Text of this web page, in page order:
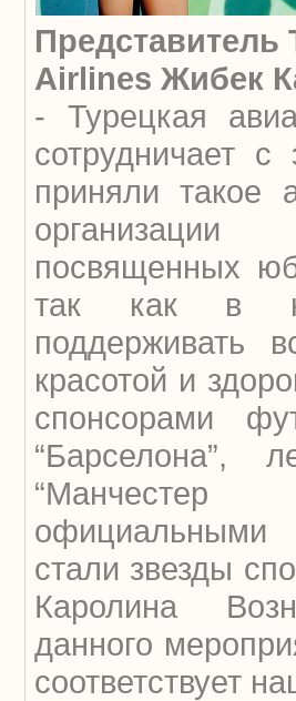
Представитель
Airlines Жибек
- Турецкая
сотрудничает
приняли такое
посвященных
так как в
поддерживать
красотой и
спонсорами
“Барселона”,
официальными
стали звезды
Каролина
данного
соответствует